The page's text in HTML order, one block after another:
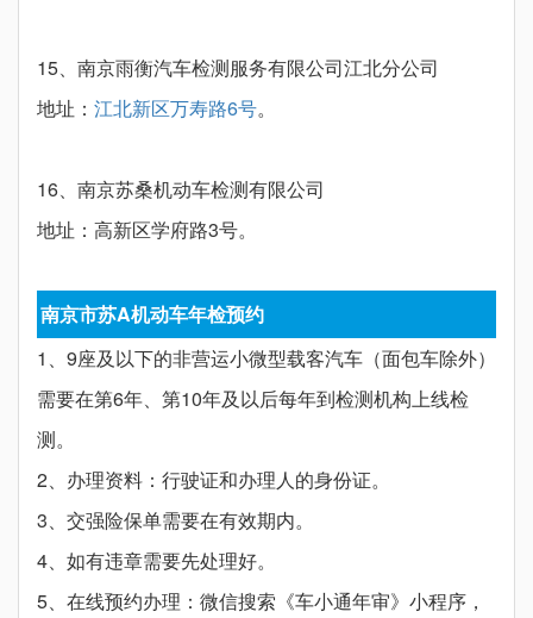
15、南京雨衡汽车检测服务有限公司江北分公司
地址： 江北新区万寿路6号。
16、南京苏桑机动车检测有限公司
地址：高新区学府路3号。
南京市苏A机动车年检预约
1、9座及以下的非营运小微型载客汽车（面包车除外）
需要在第6年、第10年及以后每年到检测机构上线检
测。
2、办理资料：行驶证和办理人的身份证。
3、交强险保单需要在有效期内。
4、如有违章需要先处理好。
5、在线预约办理：微信搜索《车小通年审》小程序，